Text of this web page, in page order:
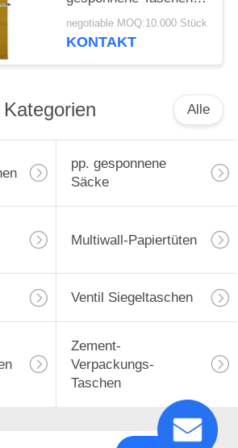
Superphosphat-
Verpackungs-Säcke
negotiable MOQ:10.000 Stück
KONTAKT
Alle
pp. gesponnene
Säcke
Multiwall-Papiertüten
Ventil Siegeltaschen
Zement-
Verpackungs-
Taschen